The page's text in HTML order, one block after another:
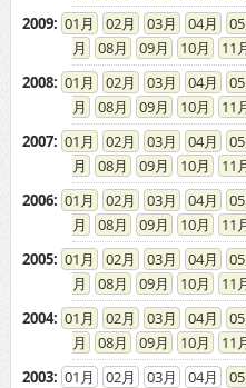
2009: 01 02 03 04 05
08
09 10 11
2008: 01 02 03 04 05
08
09 10 11
2007: 01 02 03 04 05
08
09 10 11
2006: 01 02 03 04 05
08
09 10 11
2005: 01 02 03 04 05
08
09 10 11
2004: 01 02 03 04 05
08
09 10 11
2003: 01 02 03 04 05